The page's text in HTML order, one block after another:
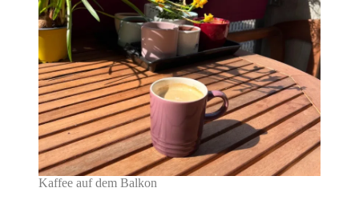
Kaffee auf dem Balkon